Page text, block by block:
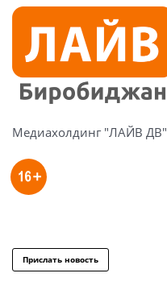
Медиахолдинг "ЛАЙВ ДВ"
Прислать новость